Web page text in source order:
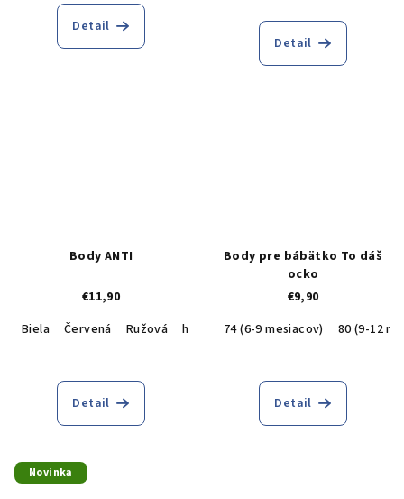
Detail
Detail
Body ANTI
€11,90
Biela
Červená Ružová hnedá
Detail
Body pre bábätko To dáš
ocko
€9,90
74 (6-9 mesiacov)
80 (9-12
Detail
Novinka